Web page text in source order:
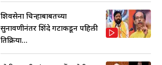
शिवसेना चिन्हाबाबतच्या
सुनावणीनंतर शिंदे गटाकडून पहिली
प्रतिक्रिया...